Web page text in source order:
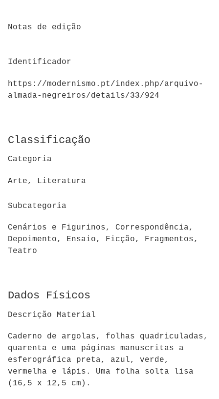
Notas de edição
Identificador
https://modernismo.pt/index.php/arquivo-
almada-negreiros/details/33/924
Classificação
Categoria
Arte, Literatura
Subcategoria
Cenários e Figurinos, Correspondência,
Depoimento, Ensaio, Ficção, Fragmentos,
Teatro
Dados Físicos
Descrição Material
Caderno de argolas, folhas quadriculadas,
quarenta e uma páginas manuscritas a
esferográfica preta, azul, verde,
vermelha e lápis. Uma folha solta lisa
(16,5 x 12,5 cm).